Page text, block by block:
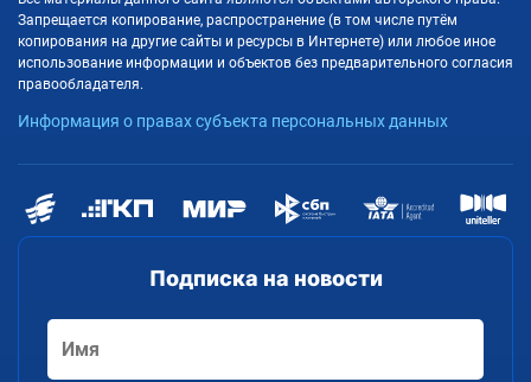
Подписка на новости
Запрещается копирование, распространение (в том числе путём
копирования на другие сайты и ресурсы в Интернете) или любое иное
использование информации и объектов без предварительного согласия
правообладателя.
Информация о правах субъекта персональных данных